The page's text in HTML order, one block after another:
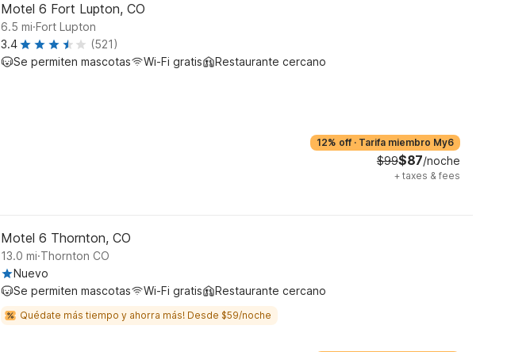
Motel 6 Fort Lupton, CO
6.5 mi.Fort Lupton
3.4
(521)
Se permiten mascotas
Wi-Fi gratis Restaurante cercano
12% off · Tarifa miembro My6
$99$87/noche
+ taxes & fees
Motel 6 Thornton, CO
13.0 mi.Thornton CO
Nuevo
Se permiten mascotas
Wi-Fi gratis Restaurante cercano
Quédate más tiempo y ahorra más! Desde $59/noche